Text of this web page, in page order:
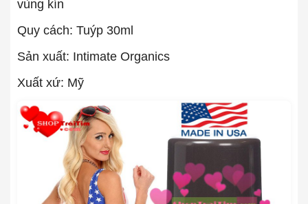
vùng kín
Quy cách: Tuýp 30ml
Sản xuất: Intimate Organics
Xuất xứ: Mỹ